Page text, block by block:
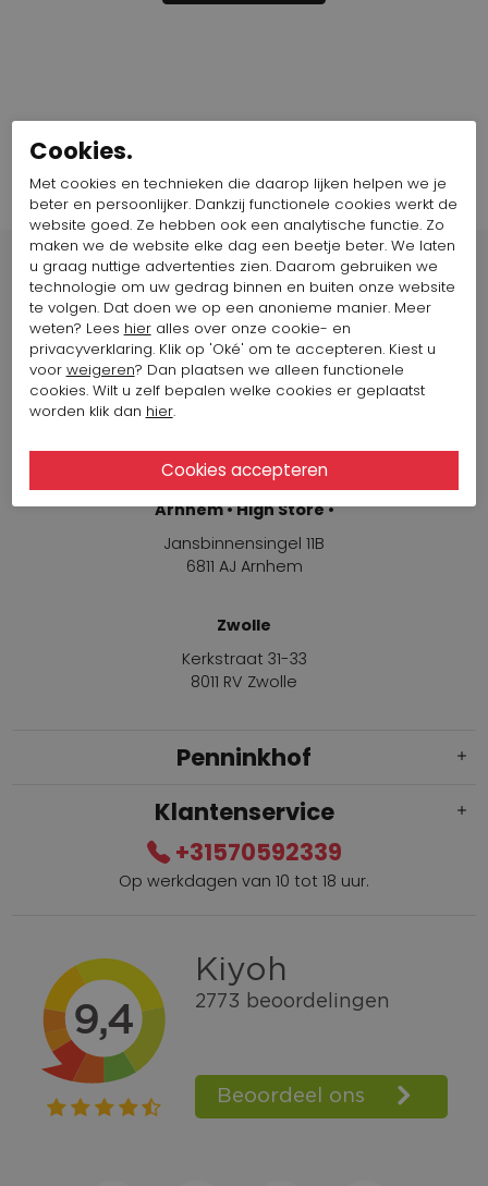
Winkels
Arnhem
6811 AJ Arnhem
Arnhem • High Store •
Jansbinnensingel 11B
6811 AJ Arnhem
Zwolle
Kerkstraat 31-33
8011 RV Zwolle
Penninkhof
Gratis verzending vanaf € 100,=
Bel +31570592339
Spaarpunten
Shop the Look
Telefonisch bestellen ook mogelijk
Klantenservice
+31570592339
Op werkdagen van 10 tot 18 uur.
Cookies.
Met cookies en technieken die daarop lijken helpen we je
beter en persoonlijker. Dankzij functionele cookies werkt de
website goed. Ze hebben ook een analytische functie. Zo
maken we de website elke dag een beetje beter. We laten
u graag nuttige advertenties zien. Daarom gebruiken we
technologie om uw gedrag binnen en buiten onze website
te volgen. Dat doen we op een anonieme manier. Meer
weten? Lees hieralles over onze cookie- en
privacyverklaring. Klik op 'Oké' om te accepteren. Kiest u
voor weigeren? Dan plaatsen we alleen functionele
cookies. Wilt u zelf bepalen welke cookies er geplaatst
worden klik dan hier.